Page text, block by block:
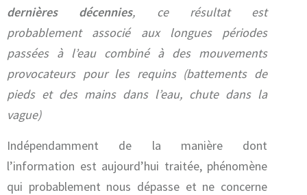
dernières décennies, ce résultat est
probablement associé aux longues périodes
passées à l’eau combiné à des mouvements
provocateurs pour les requins (battements de
pieds et des mains dans l’eau, chute dans la
vague)
Indépendamment de la manière dont
l’information est aujourd’hui traitée, phénomène
qui probablement nous dépasse et ne concerne